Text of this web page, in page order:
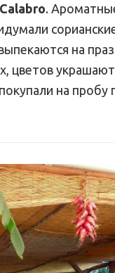
Calabro.
на
цветов украшают
на пробу